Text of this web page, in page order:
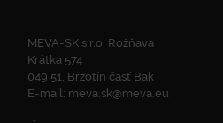
MEVA-SK s.r.o. Rožňava
Krátka 574
049 51, Brzotín časť Bak
E-mail: meva.sk@meva.eu